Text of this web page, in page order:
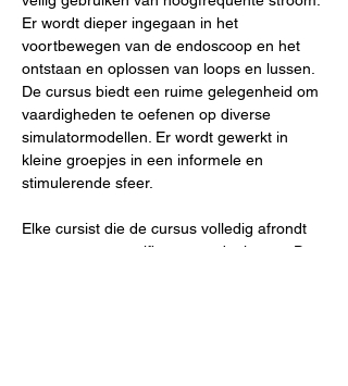
Er wordt dieper ingegaan in het
voortbewegen van de endoscoop en het
ontstaan en oplossen van loops en lussen.
De cursus biedt een ruime gelegenheid om
vaardigheden te oefenen op diverse
simulatormodellen. Er wordt gewerkt in
kleine groepjes in een informele en
stimulerende sfeer.
Elke cursist die de cursus volledig afrondt
ontvangt een certificaat van deelname. De